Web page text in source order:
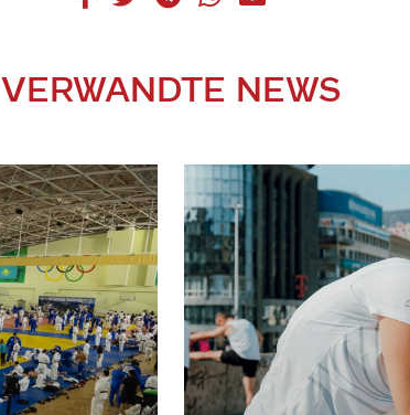
VERWANDTE NEWS